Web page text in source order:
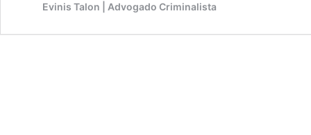
Evinis Talon | Advogado Criminalista